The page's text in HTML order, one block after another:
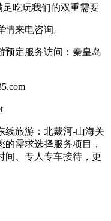
吃玩我们的双重需要
情来电咨询。
预定服务访问：秦皇岛
线旅游：北戴河-山海关
需求选择服务项目，
间、专人专车接待，更